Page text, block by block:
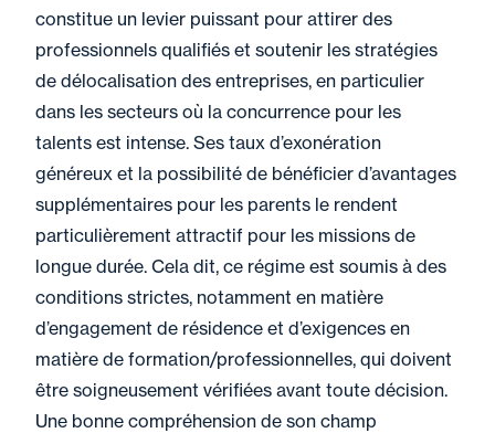
constitue un levier puissant pour attirer des
professionnels qualifiés et soutenir les stratégies
de délocalisation des entreprises, en particulier
dans les secteurs où la concurrence pour les
talents est intense. Ses taux d’exonération
généreux et la possibilité de bénéficier d’avantages
supplémentaires pour les parents le rendent
particulièrement attractif pour les missions de
longue durée. Cela dit, ce régime est soumis à des
conditions strictes, notamment en matière
d’engagement de résidence et d’exigences en
matière de formation/professionnelles, qui doivent
être soigneusement vérifiées avant toute décision.
Une bonne compréhension de son champ